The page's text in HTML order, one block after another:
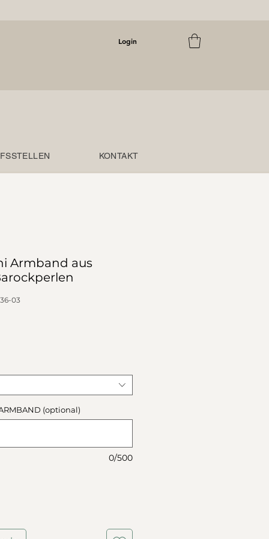
Login
KONTAKT
Armband aus
03
(optional)
0/500